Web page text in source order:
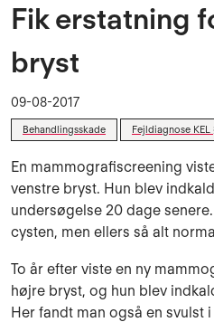
Fik erstatning
bryst
09-08-2017
Behandlingsskade Fejldiagnose KEL
En mammografiscreening
venstre bryst. Hun blev
undersøgelse 20 dage
cysten, men ellers så alt
To år efter viste en ny
højre bryst, og hun blev
Her fandt man også en svulst